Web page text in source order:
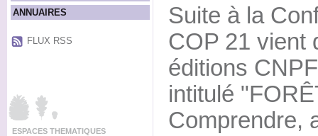
ANNUAIRES
FLUX RSS
ESPACES THEMATIQUES
Suite à la
COP 21 vient
éditions
intitulé
Comprendre,